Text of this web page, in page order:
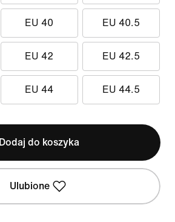
EU 40 EU 40.5
EU 42 EU 42.5
EU 44 EU 44.5
Dodaj do koszyka
Ulubione